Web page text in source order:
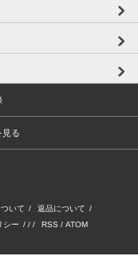
見る
いて / 返品について /
シー / / / RSS / ATOM